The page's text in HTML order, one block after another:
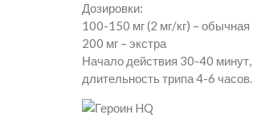
Дозировки:
100-150 мг (2 мг/кг) – обычная
200 мг – экстра
Начало действия 30-40 минут,
длительность трипа 4-6 часов.